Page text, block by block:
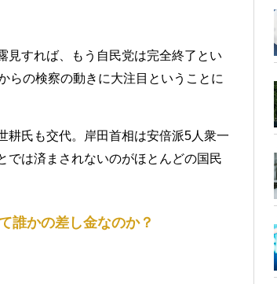
見すれば、もう自民党は完全終了とい
らの検察の動きに大注目ということに
耕氏も交代。岸田首相は安倍派5人衆一
では済まされないのがほとんどの国民
誰かの差し金なのか？